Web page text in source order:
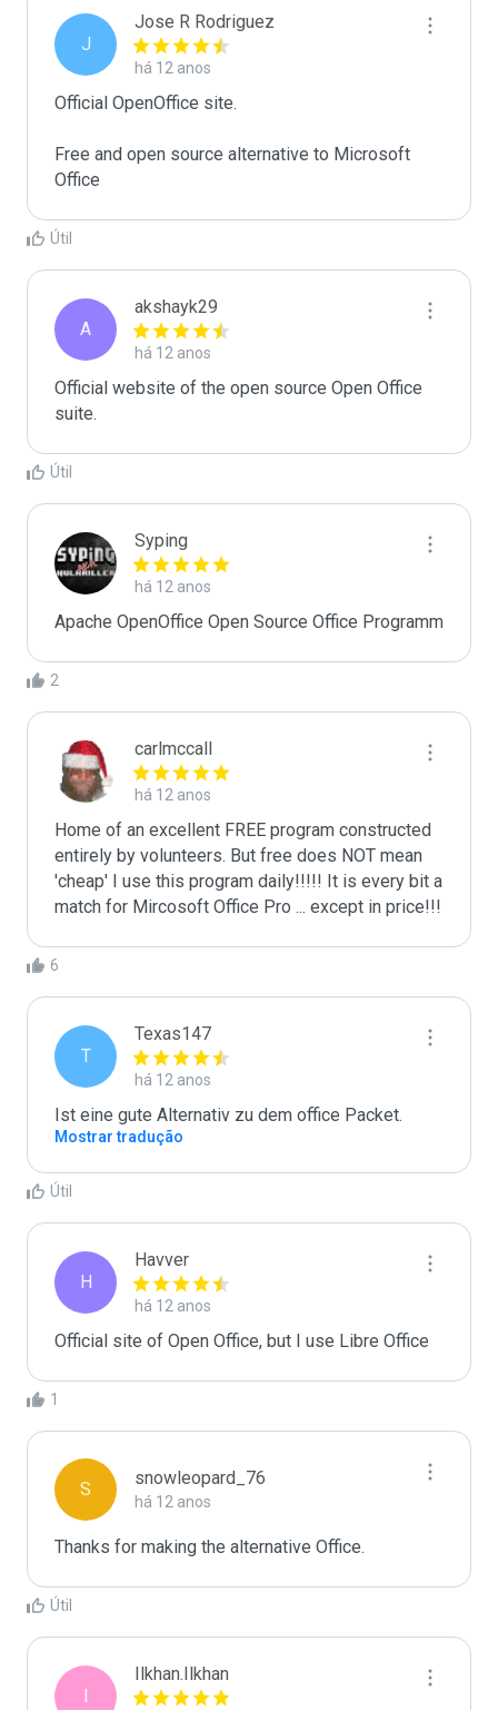
J
Jose R Rodriguez
há 12 anos
Official OpenOffice site.
Free and open source alternative to Microsoft
Office
Útil
A
akshayk29
há 12 anos
Official website of the open source Open Office
suite.
Útil
Syping
há 12 anos
Apache OpenOffice Open Source Office Programm
2
carlmccall
há 12 anos
Home of an excellent FREE program constructed
entirely by volunteers. But free does NOT mean
'cheap' I use this program daily!!!!! It is every bit a
match for Mircosoft Office Pro ... except in price!!!
6
T
Texas147
há 12 anos
Ist eine gute Alternativ zu dem office Packet.
Mostrar tradução
Útil
H
Havver
há 12 anos
Official site of Open Office, but I use Libre Office
1
S
snowleopard_76
há 12 anos
Thanks for making the alternative Office.
Útil
I
Ilkhan.Ilkhan